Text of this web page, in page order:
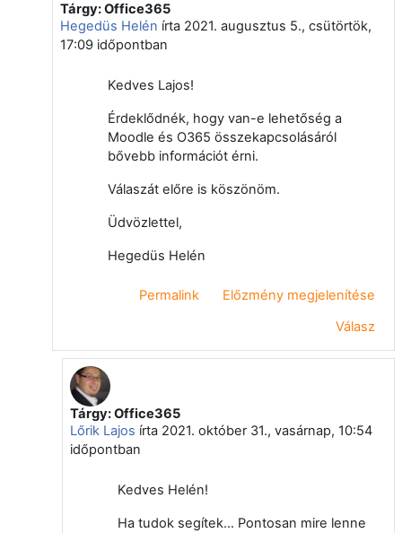
Válasz erre: Lőrik Lajos
Tárgy: Office365
Hegedüs Helén írta 2021. augusztus 5., csütörtök,
17:09időpontban
Kedves Lajos!
Érdeklődnék, hogy van-e lehetőség a
Moodle és O365 összekapcsolásáról
bővebb információt érni.
Válaszát előre is köszönöm.
Üdvözlettel,
Hegedüs Helén
Permalink
Előzmény megjelenítése
Válasz
Válasz erre: Hegedüs Helén
Tárgy: Office365
Lőrik Lajos írta 2021. október 31., vasárnap, 10:54
időpontban
Kedves Helén!
Ha tudok segítek... Pontosan mire lenne